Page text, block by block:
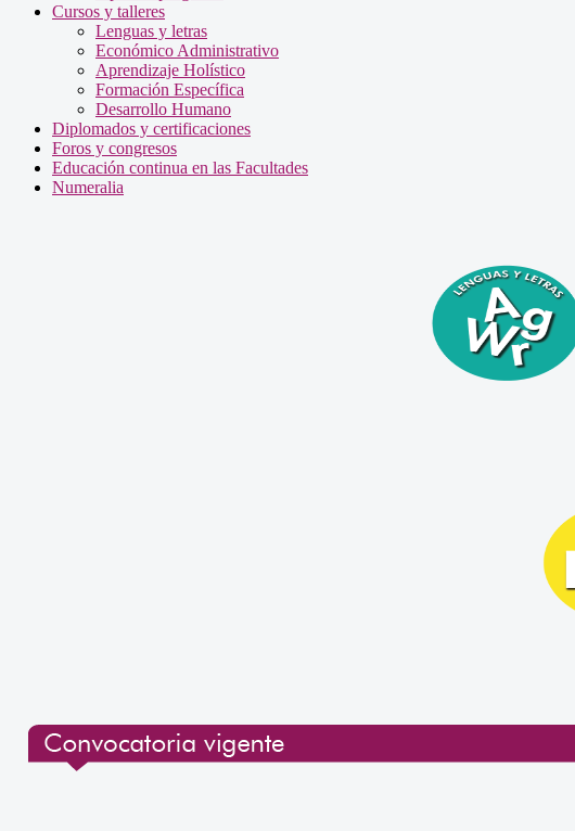
Cursos y talleres
Lenguas y letras
Económico Administrativo
Aprendizaje Holístico
Formación Específica
Desarrollo Humano
Diplomados y certificaciones
Foros y congresos
Educación continua en las Facultades
Numeralia